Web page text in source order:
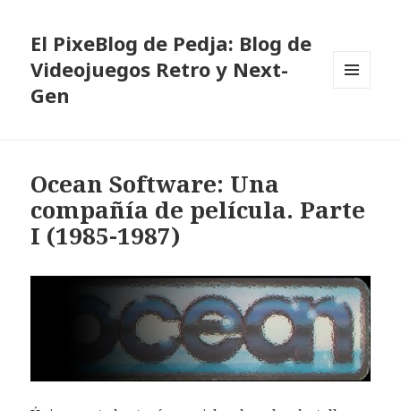
El PixeBlog de Pedja: Blog de
Videojuegos Retro y Next-
Gen
Ocean Software: Una
compañía de película. Parte
I (1985-1987)